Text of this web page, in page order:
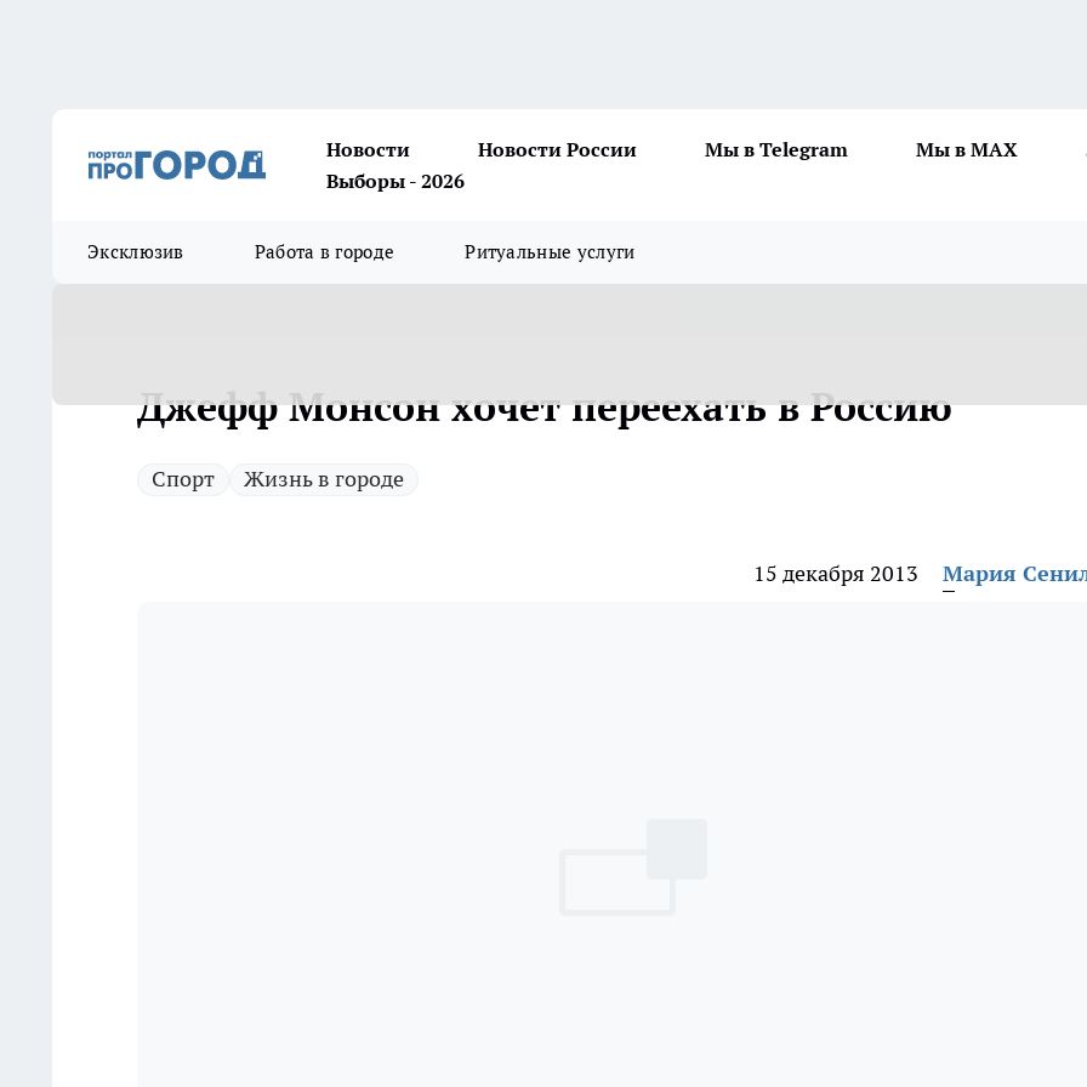
Новости Новости России Мы в Telegram Мы в MAX
Выборы - 2026
Эксклюзив Работа в городе Ритуальные услуги
Джефф Монсон хочет переехать в Россию
Спорт Жизнь в городе
15 декабря 2013 Мария